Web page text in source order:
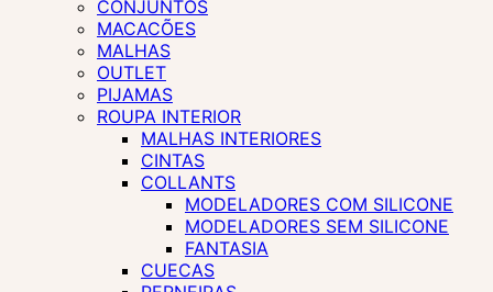
CONJUNTOS
MACACÕES
MALHAS
OUTLET
PIJAMAS
ROUPA INTERIOR
MALHAS INTERIORES
CINTAS
COLLANTS
MODELADORES COM SILICONE
MODELADORES SEM SILICONE
FANTASIA
CUECAS